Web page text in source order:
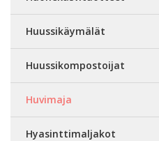
Huussikäymälät
Huussikompostoijat
Huvimaja
Hyasinttimaljakot